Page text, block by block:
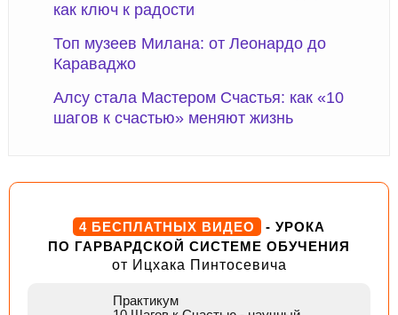
как ключ к радости
Топ музеев Милана: от Леонардо до
Караваджо
Алсу стала Мастером Счастья: как «10
шагов к счастью» меняют жизнь
4 БЕСПЛАТНЫХ ВИДЕО
- УРОКА
ПО ГАРВАРДСКОЙ СИСТЕМЕ ОБУЧЕНИЯ
от Ицхака Пинтосевича
Практикум